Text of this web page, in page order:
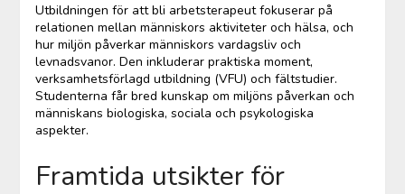
Utbildningen för att bli arbetsterapeut fokuserar på
relationen mellan människors aktiviteter och hälsa, och
hur miljön påverkar människors vardagsliv och
levnadsvanor. Den inkluderar praktiska moment,
verksamhetsförlagd utbildning (VFU) och fältstudier.
Studenterna får bred kunskap om miljöns påverkan och
människans biologiska, sociala och psykologiska
aspekter.
Framtida utsikter för